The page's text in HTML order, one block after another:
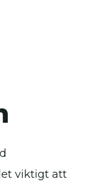
viktigt att